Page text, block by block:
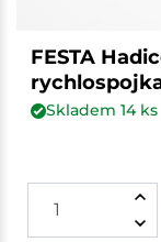
FESTA
Skladem 14ks